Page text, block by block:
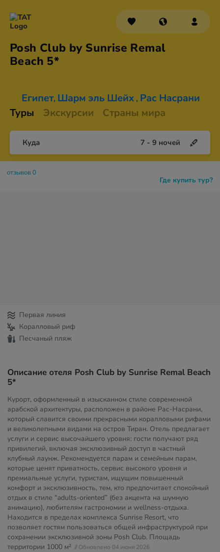
Posh Club by Sunrise Remal
Beach 5*
Египет, Шарм эль Шейх , Рас Насрани
Туры
Экскурсии Страны мира
Куда 7 - 9 ночей
Где купить тур?
отзывов 0
Первая линия
Коралловый риф
Песчаный пляж
Описание отеля Posh Club by Sunrise Remal Beach
5*
Курорт, оформленный в изысканном стиле современной
арабской архитектуры, расположен в районе Рас-Насрани,
который славится своими прекрасными коралловыми рифами
и великолепными видами на остров Тиран. Отель предлагает
услуги и сервис высочайшего уровня: гости получают ряд
привилегий, включая эксклюзивный доступ в частный
клубный лаунж. Рекомендуется парам и семейным парам,
которые ценят приватность, сервис высокого уровня и
премиальные услуги, туристам, ищущим повышенный
комфорт и эксклюзивность, тем, кто предпочитает спокойный
отдых в стиле “adults-oriented” (без акцента на шумную
анимацию), любителям гастрономии и wellness-отдыха.
Находится в пределах комплекса Sunrise Resort, что
позволяет гостям пользоваться общей инфраструктурой при
сохранении эксклюзивной зоны Posh Club. Площадь
территории 1000 м² // Обновлено 04 июня 2026